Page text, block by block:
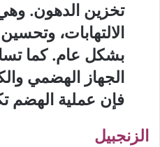
تخزين الدهون.
الالتهابات،
بشكل عام. كما
الجهاز الهضمي
فإن عملية الهضم
الزنجبيل